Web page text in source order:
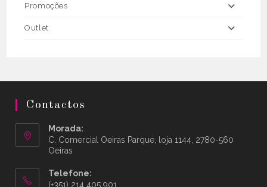
Promoções
Outlet
Contactos
Morada:
C. Comercial Oeiras Parque, loja 1144, 2780-560
Oeiras
Telefone:
(+351) 214 405 901